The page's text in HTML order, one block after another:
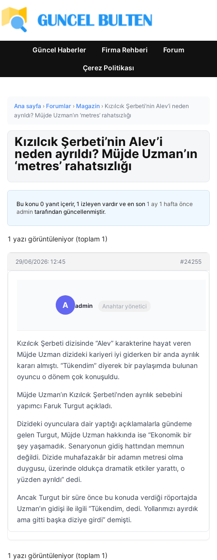
Güncel Haberler Firma Rehberi Forum
Çerez Politikası
Ana sayfa › Forumlar › Magazin › Kızılcık Şerbeti’nin Alev’i neden
ayrıldı? Müjde Uzman’ın ‘metres’ rahatsızlığı
Kızılcık Şerbeti’nin Alev’i
neden ayrıldı? Müjde Uzman’ın
‘metres’ rahatsızlığı
Bu konu 0 yanıt içerir, 1 izleyen vardır ve en son 1 ay 1 hafta önce
admin tarafından güncellenmiştir.
1 yazı görüntüleniyor (toplam 1)
29/06/2026: 12:45 #24255
A admin Anahtar yönetici
Kızılcık Şerbeti dizisinde “Alev” karakterine hayat veren
Müjde Uzman dizideki kariyeri iyi giderken bir anda ayrılık
kararı almıştı. “Tükendim” diyerek bir paylaşımda bulunan
oyuncu o dönem çok konuşuldu.
Müjde Uzman’ın Kızılcık Şerbeti’nden ayrılık sebebini
yapımcı Faruk Turgut açıkladı.
Dizideki oyunculara dair yaptığı açıklamalarla gündeme
gelen Turgut, Müjde Uzman hakkında ise “Ekonomik bir
şey yaşamadık. Senaryonun gidiş hattından memnun
değildi. Dizide muhafazakâr bir adamın metresi olma
duygusu, üzerinde oldukça dramatik etkiler yarattı, o
yüzden ayrıldı” dedi.
Ancak Turgut bir süre önce bu konuda verdiği röportajda
Uzman’ın gidişi ile ilgili “Tükendim, dedi. Yollarımızı ayırdık
ama gitti başka diziye girdi” demişti.
1 yazı görüntüleniyor (toplam 1)